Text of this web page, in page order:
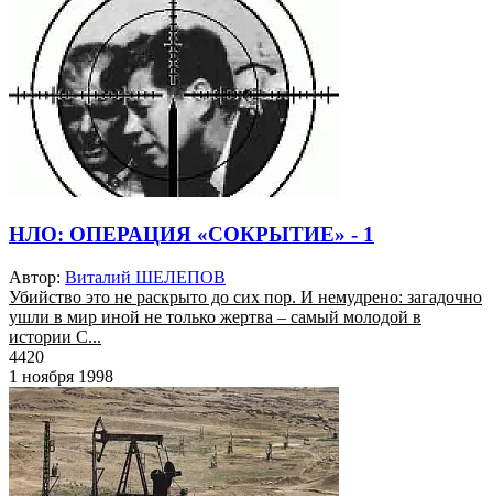
НЛО: ОПЕРАЦИЯ «СОКРЫТИЕ» - 1
Автор: Виталий ШЕЛЕПОВ
Убийство это не раскрыто до сих пор. И немудрено: загадочно
ушли в мир иной не только жертва – самый молодой в
истории С...
4420
1 ноября 1998